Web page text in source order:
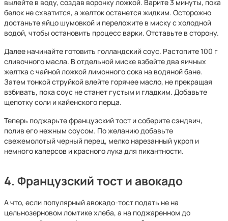
вылейте в воду, создав воронку ложкой. Варите 3 минуты, пока
белок не схватится, а желток останется жидким. Осторожно
достаньте яйцо шумовкой и переложите в миску с холодной
водой, чтобы остановить процесс варки. Отставьте в сторону.
Далее начинайте готовить голландский соус. Растопите 100 г
сливочного масла. В отдельной миске взбейте два яичных
желтка с чайной ложкой лимонного сока на водяной бане.
Затем тонкой струйкой влейте горячее масло, не прекращая
взбивать, пока соус не станет густым и гладким. Добавьте
щепотку соли и кайенского перца.
Теперь поджарьте французский тост и соберите сэндвич,
полив его нежным соусом. По желанию добавьте
свежемолотый черный перец, мелко нарезанный укроп и
немного каперсов и красного лука для пикантности.
4. Французский тост и авокадо
А что, если популярный авокадо-тост подать не на
цельнозерновом ломтике хлеба, а на поджаренном до